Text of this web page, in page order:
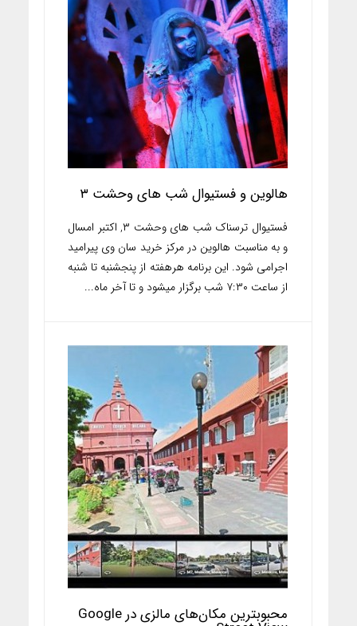
هالوین و فستیوال شب های وحشت ۳
فستیوال ترسناک شب های وحشت ۳, اکتبر امسال
و به مناسبت هالوین در مرکز خرید سان وی پیرامید
اجرامی شود. این برنامه هرهفته از پنجشنبه تا شنبه
از ساعت ۷:۳۰ شب برگزار میشود و تا آخر ماه...
محبوبترین مکان‌های مالزی در Google